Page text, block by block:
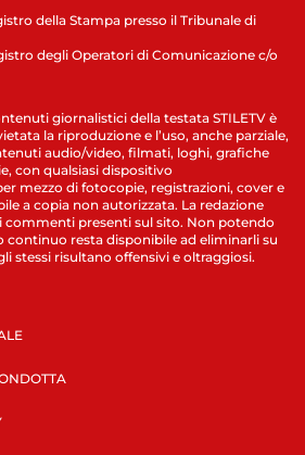
della Stampa presso il Tribunale di
degli Operatori di Comunicazione c/o
giornalistici della testata STILETV è
la riproduzione e l’uso, anche parziale,
audio/video, filmati, loghi, grafiche
con qualsiasi dispositivo
mezzo di fotocopie, registrazioni, cover e
a copia non autorizzata. La redazione
commenti presenti sul sito. Non potendo
continuo resta disponibile ad eliminarli su
stessi risultano offensivi e oltraggiosi.